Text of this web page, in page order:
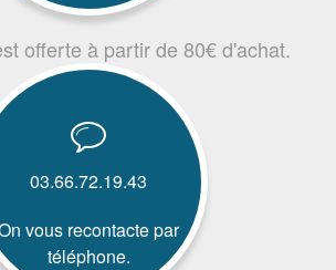
offerte à partir de 80€ d'achat.
03.66.72.19.43
vous recontacte par
téléphone.